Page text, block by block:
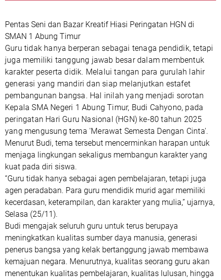
Pentas Seni dan Bazar Kreatif Hiasi Peringatan HGN di
SMAN 1 Abung Timur
Guru tidak hanya berperan sebagai tenaga pendidik, tetapi
juga memiliki tanggung jawab besar dalam membentuk
karakter peserta didik. Melalui tangan para gurulah lahir
generasi yang mandiri dan siap melanjutkan estafet
pembangunan bangsa. Hal inilah yang menjadi sorotan
Kepala SMA Negeri 1 Abung Timur, Budi Cahyono, pada
peringatan Hari Guru Nasional (HGN) ke-80 tahun 2025
yang mengusung tema 'Merawat Semesta Dengan Cinta'.
Menurut Budi, tema tersebut mencerminkan harapan untuk
menjaga lingkungan sekaligus membangun karakter yang
kuat pada diri siswa.
“Guru tidak hanya sebagai agen pembelajaran, tetapi juga
agen peradaban. Para guru mendidik murid agar memiliki
kecerdasan, keterampilan, dan karakter yang mulia,” ujarnya,
Selasa (25/11).
Budi mengajak seluruh guru untuk terus berupaya
meningkatkan kualitas sumber daya manusia, generasi
penerus bangsa yang kelak bertanggung jawab membawa
kemajuan negara. Menurutnya, kualitas seorang guru akan
menentukan kualitas pembelajaran, kualitas lulusan, hingga